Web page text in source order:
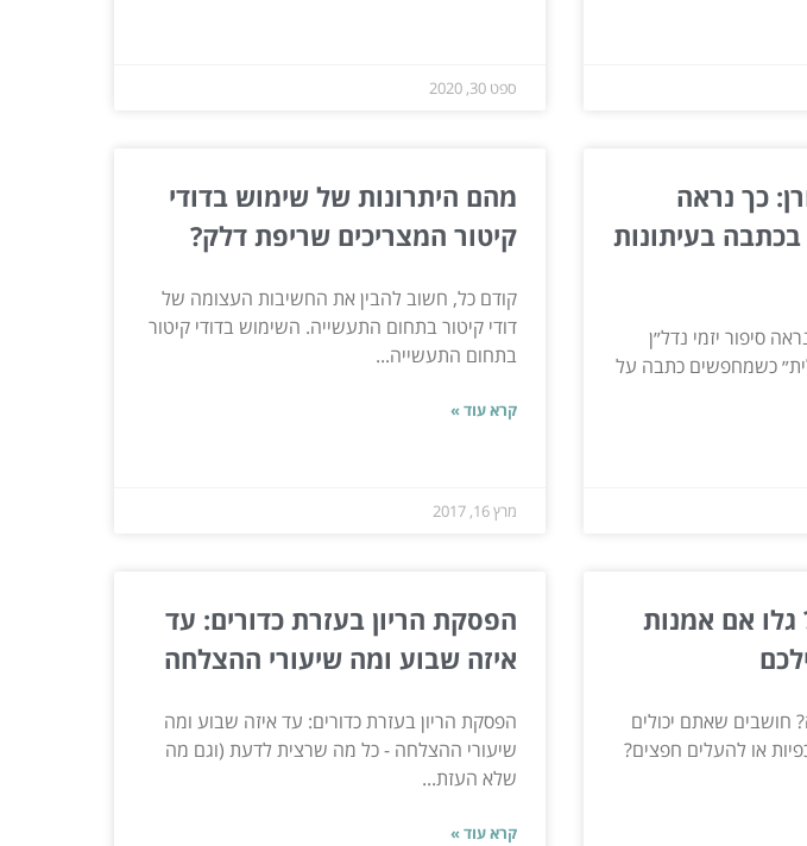
ספט 30, 2020
כך נראה
בכתבה בעיתונות
סיפור יזמי נדל״ן
כשמחפשים כתבה על
מהם היתרונות של שימוש בדודי
קיטור המצריכים שריפת דלק?
קודם כל, חשוב להבין את החשיבות העצומה של
דודי קיטור בתחום התעשייה. השימוש בדודי קיטור
בתחום התעשייה...
קרא עוד »
מרץ 16, 2017
גלו אם אמנות
חושבים שאתם יכולים
או להעלים חפצים?
הפסקת הריון בעזרת כדורים: עד
איזה שבוע ומה שיעורי ההצלחה
הפסקת הריון בעזרת כדורים: עד איזה שבוע ומה
שיעורי ההצלחה - כל מה שרצית לדעת (וגם מה
שלא העזת...
קרא עוד »